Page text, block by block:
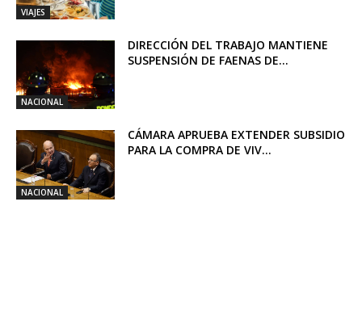
VIAJES
NACIONAL
DIRECCIÓN DEL TRABAJO MANTIENE
SUSPENSIÓN DE FAENAS DE...
NACIONAL
CÁMARA APRUEBA EXTENDER SUBSIDIO
PARA LA COMPRA DE VIV...